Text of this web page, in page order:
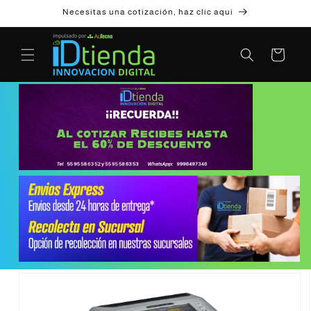
directamente
al contenido
Necesitas una cotización, haz clic aqui
Carrito
directamente